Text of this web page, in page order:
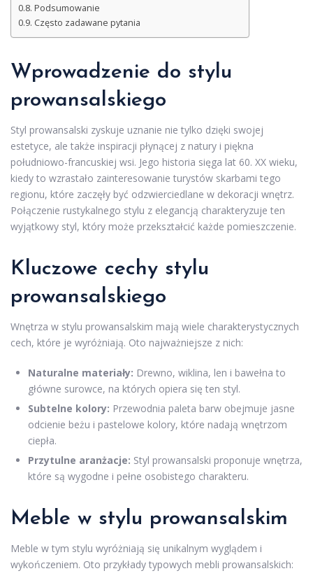
Podsumowanie
Często zadawane pytania
Wprowadzenie do stylu
prowansalskiego
Styl prowansalski zyskuje uznanie nie tylko dzięki swojej
estetyce, ale także inspiracji płynącej z natury i piękna
południowo-francuskiej wsi. Jego historia sięga lat 60. XX wieku,
kiedy to wzrastało zainteresowanie turystów skarbami tego
regionu, które zaczęły być odzwierciedlane w dekoracji wnętrz.
Połączenie rustykalnego stylu z elegancją charakteryzuje ten
wyjątkowy styl, który może przekształcić każde pomieszczenie.
Kluczowe cechy stylu
prowansalskiego
Wnętrza w stylu prowansalskim mają wiele charakterystycznych
cech, które je wyróżniają. Oto najważniejsze z nich:
Naturalne materiały: Drewno, wiklina, len i bawełna to
główne surowce, na których opiera się ten styl.
Subtelne kolory: Przewodnia paleta barw obejmuje jasne
odcienie beżu i pastelowe kolory, które nadają wnętrzom
ciepła.
Przytulne aranżacje: Styl prowansalski proponuje wnętrza,
które są wygodne i pełne osobistego charakteru.
Meble w stylu prowansalskim
Meble w tym stylu wyróżniają się unikalnym wyglądem i
wykończeniem. Oto przykłady typowych mebli prowansalskich: